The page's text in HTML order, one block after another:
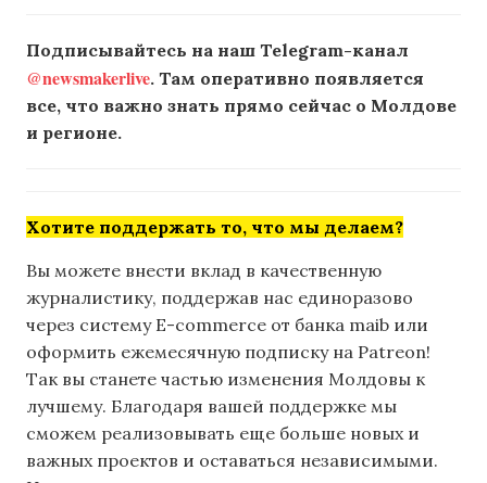
Подписывайтесь на наш Telegram-канал
@newsmakerlive. Там оперативно появляется
все, что важно знать прямо сейчас о Молдове
и регионе.
Хотите поддержать то, что мы делаем?
Вы можете внести вклад в качественную
журналистику, поддержав нас единоразово
через систему E-commerce от банка maib или
оформить ежемесячную подписку на Patreon!
Так вы станете частью изменения Молдовы к
лучшему. Благодаря вашей поддержке мы
сможем реализовывать еще больше новых и
важных проектов и оставаться независимыми.